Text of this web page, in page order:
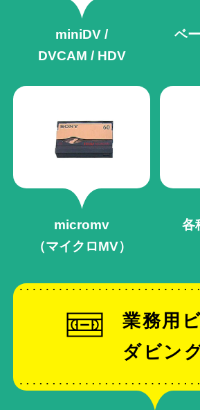
miniDV /
DVCAM / HDV
ベ
micromv
（マイクロMV）
各
業務用
ダビン